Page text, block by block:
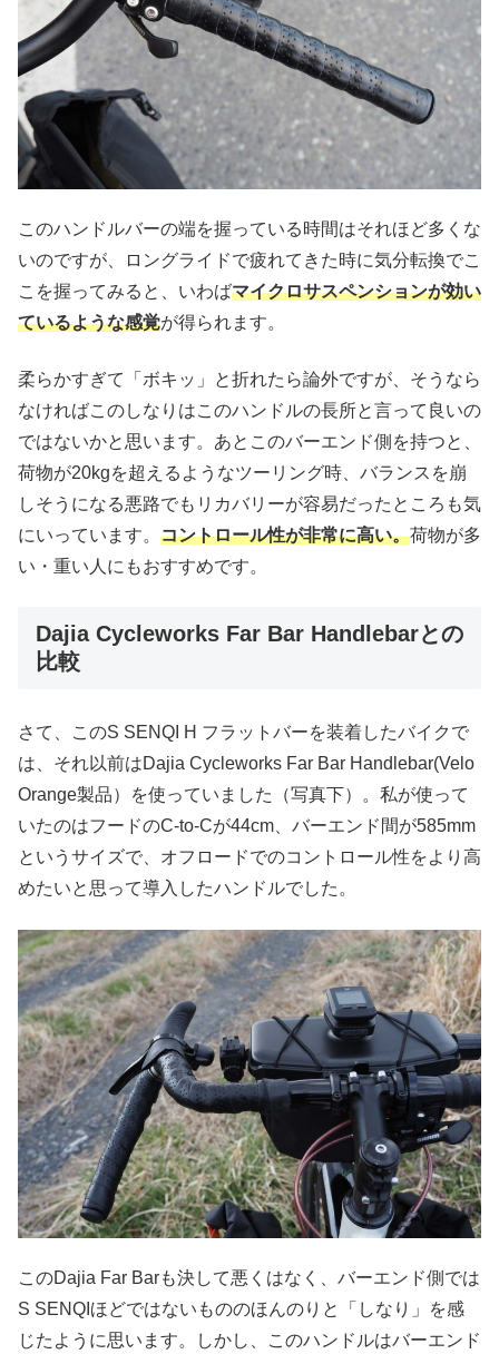
このハンドルバーの端を握っている時間はそれほど多くな
いのですが、ロングライドで疲れてきた時に気分転換でこ
こを握ってみると、いわばマイクロサスペンションが効い
ているような感覚が得られます。
柔らかすぎて「ボキッ」と折れたら論外ですが、そうなら
なければこのしなりはこのハンドルの長所と言って良いの
ではないかと思います。あとこのバーエンド側を持つと、
荷物が20kgを超えるようなツーリング時、バランスを崩
しそうになる悪路でもリカバリーが容易だったところも気
にいっています。 コントロール性が非常に高い。荷物が多
い・重い人にもおすすめです。
Dajia Cycleworks Far Bar Handlebarとの
比較
さて、このS SENQI H フラットバーを装着したバイクで
は、それ以前はDajia Cycleworks Far Bar Handlebar(Velo
Orange製品）を使っていました（写真下）。私が使って
いたのはフードのC-to-Cが44cm、バーエンド間が585mm
というサイズで、オフロードでのコントロール性をより高
めたいと思って導入したハンドルでした。
このDajia Far Barも決して悪くはなく、バーエンド側では
S SENQIほどではないもののほんのりと「しなり」を感
じたように思います。しかし、このハンドルはバーエンド